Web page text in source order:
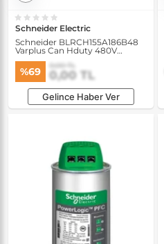
Schneider Electric
Schneider BLRCH155A186B48
Varplus Can Hduty 480V
15.5/18.6 kVAR 50/60Hz
Kondansatör
%69 0,00 TL
0,00 TL
Gelince Haber Ver